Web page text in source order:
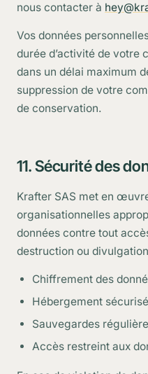
nous contacter à
Vos données
durée d’activité de votre
dans un délai maximum
suppression de votre
de conservation.
11. Sécurité des
Krafter SAS met en
organisationnelles
données contre tout
destruction ou
Chiffrement des
Hébergement
Sauvegardes
Accès restreint aux